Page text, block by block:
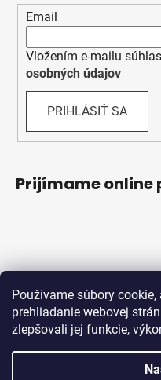
Používame súbory
prehliadanie webovej
zlepšovali jej funkcie,
Email
Vložením e-mailu
osobných údajov
PRIHLÁSIŤ SA
Prijímame online
Obchodné podmienky